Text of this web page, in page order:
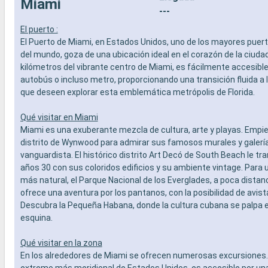
SERVICIOS
OTROS PRIVILEGIOS
- Puntos MSC Voyagers Club
-
teatro al
- Área de
-
-
-
-
-
OTROS
- Puntos
Miami
---
El puerto :
El Puerto de Miami, en Estados Unidos, uno de los mayores
del mundo, goza de una ubicación ideal en el corazón de la
kilómetros del vibrante centro de Miami, es fácilmente
autobús o incluso metro, proporcionando una transición fluida a
que deseen explorar esta emblemática metrópolis de Florida.
Qué visitar en Miami
Miami es una exuberante mezcla de cultura, arte y playas.
distrito de Wynwood para admirar sus famosos murales y
vanguardista. El histórico distrito Art Decó de South Beach le
años 30 con sus coloridos edificios y su ambiente vintage. Para
más natural, el Parque Nacional de los Everglades, a poca
ofrece una aventura por los pantanos, con la posibilidad de
Descubra la Pequeña Habana, donde la cultura cubana se palpa
esquina.
Qué visitar en la zona
En los alrededores de Miami se ofrecen numerosas excursiones.